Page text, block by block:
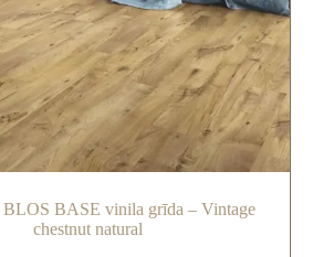
BLOS BASE vinila grīda – Vintage
chestnut natural